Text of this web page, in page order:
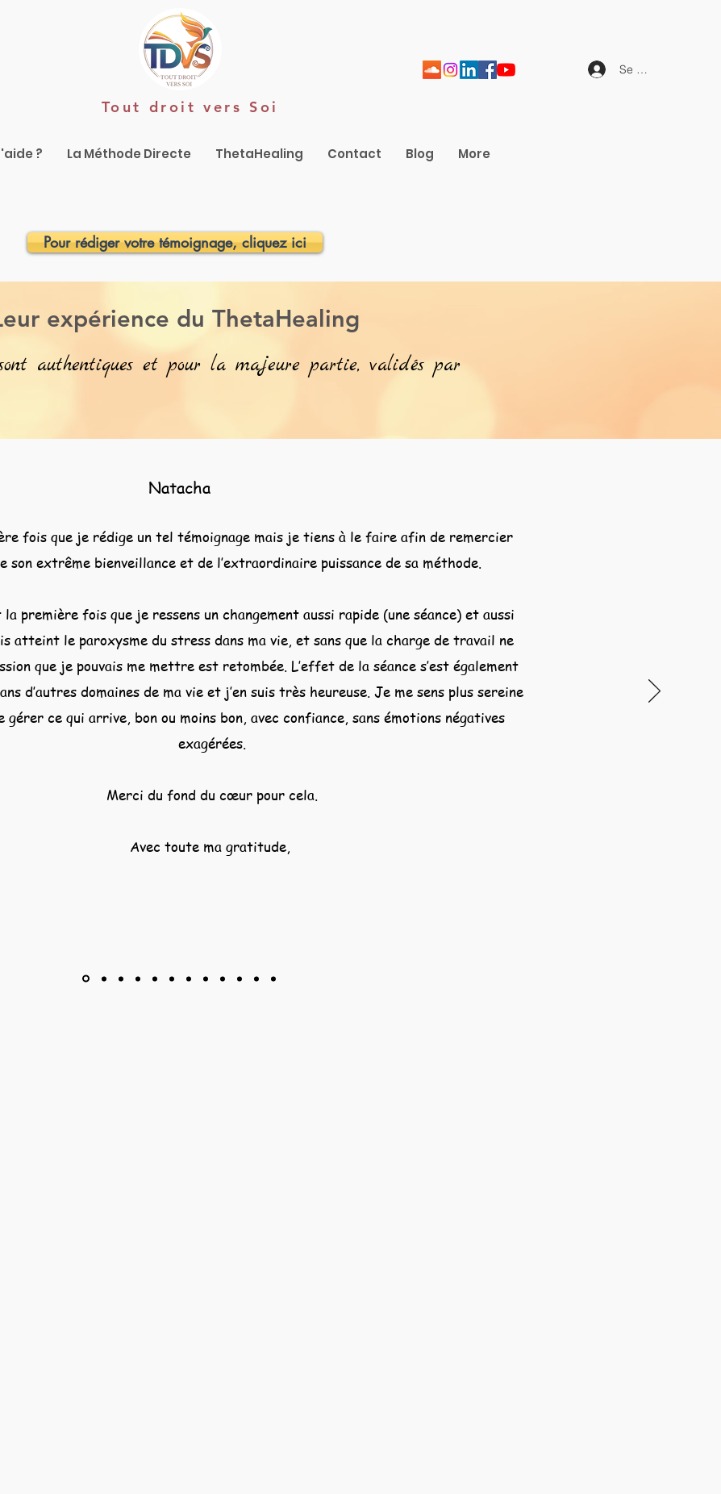
Tout droit vers Soi
Se connecter
? La Méthode Directe ThetaHealing Contact Blog More
Pour rédiger votre témoignage, cliquez ici
expérience du ThetaHealing
sont authentiques et pour la majeure partie, validés par
Natacha
fois que je rédige un tel témoignage mais je tiens à le faire afin de remercier
son extrême bienveillance et de l’extraordinaire puissance de sa méthode.
première fois que je ressens un changement aussi rapide (une séance) et aussi
atteint le paroxysme du stress dans ma vie, et sans que la charge de travail ne
que je pouvais me mettre est retombée. L’effet de la séance s’est également
d’autres domaines de ma vie et j’en suis très heureuse. Je me sens plus sereine
gérer ce qui arrive, bon ou moins bon, avec confiance, sans émotions négatives
exagérées.
Merci du fond du cœur pour cela.
Avec toute ma gratitude,